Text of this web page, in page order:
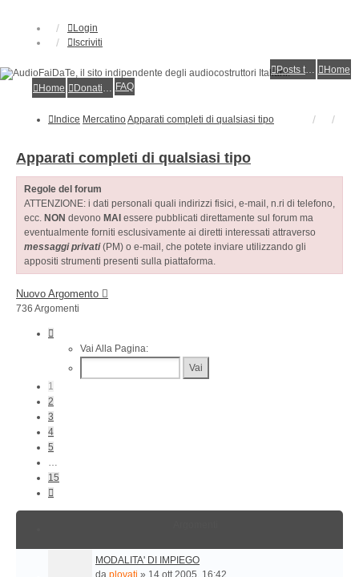
Login
Iscriviti
Posts toplist
Home
Home
Donations FAQ
Indice MercatinoApparati completi di qualsiasi tipo
Apparati completi di qualsiasi tipo
Regole del forum
ATTENZIONE: i dati personali quali indirizzi fisici, e-mail, n.ri di telefono,
ecc. NON devono MAI essere pubblicati direttamente sul forum ma
eventualmente forniti esclusivamente ai diretti interessati attraverso
messaggi privati(PM) o e-mail, che potete inviare utilizzando gli
appositi strumenti presenti sulla piattaforma.
Nuovo Argomento
736 Argomenti
Vai Alla Pagina:
1
2
3
4
5
…
15
MODALITA' DI IMPIEGO
da plovati » 14 ott 2005, 16:42